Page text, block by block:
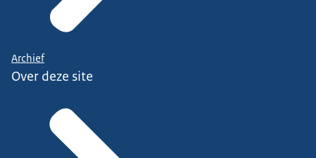
Archief
Over deze site